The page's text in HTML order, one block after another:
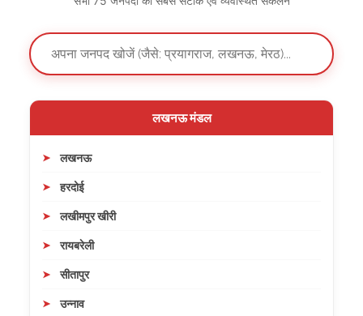
लखनऊ मंडल
लखनऊ
हरदोई
लखीमपुर खीरी
रायबरेली
सीतापुर
उन्नाव